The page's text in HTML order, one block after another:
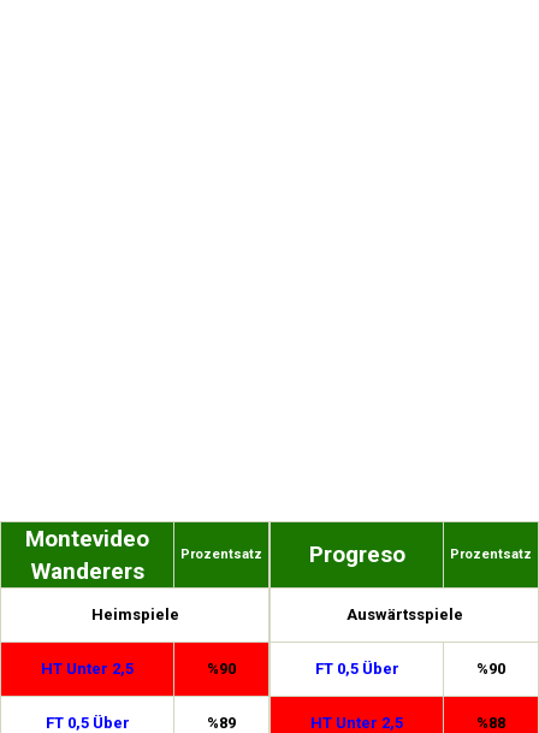
Montevideo
Wanderers
Prozentsatz
Heimspiele
HT Unter 2,5 %90
FT 0,5 Über %89
Progreso Prozentsatz
Auswärtsspiele
FT 0,5 Über %90
HT Unter 2,5 %88